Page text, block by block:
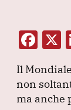
F
c
e
Il
non
ma anche